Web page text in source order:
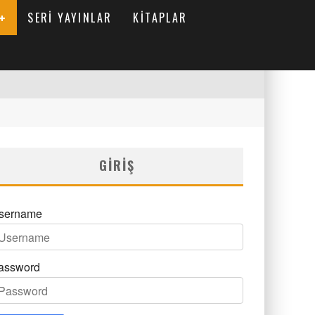
SERI YAYINLAR KITAPLAR
GIRIŞ